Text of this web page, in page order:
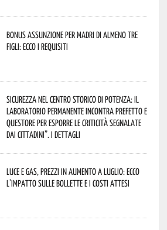
Bonus assunzione per madri di almeno tre
figli: ecco i requisiti
Sicurezza nel Centro Storico di Potenza: il
Laboratorio Permanente incontra Prefetto e
Questore per esporre le criticità segnalate
dai cittadini”. I dettagli
Luce e gas, prezzi in aumento a luglio: ecco
l’impatto sulle bollette e i costi attesi